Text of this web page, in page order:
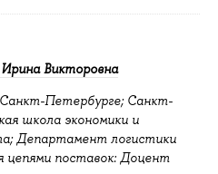
Викторовна
Петербурге; Санкт-
школа экономики и
Департамент логистики
цепями поставок: Доцент